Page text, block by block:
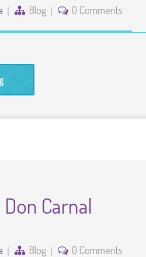
Blog 0 Comments
Carnal
Blog 0 Comments